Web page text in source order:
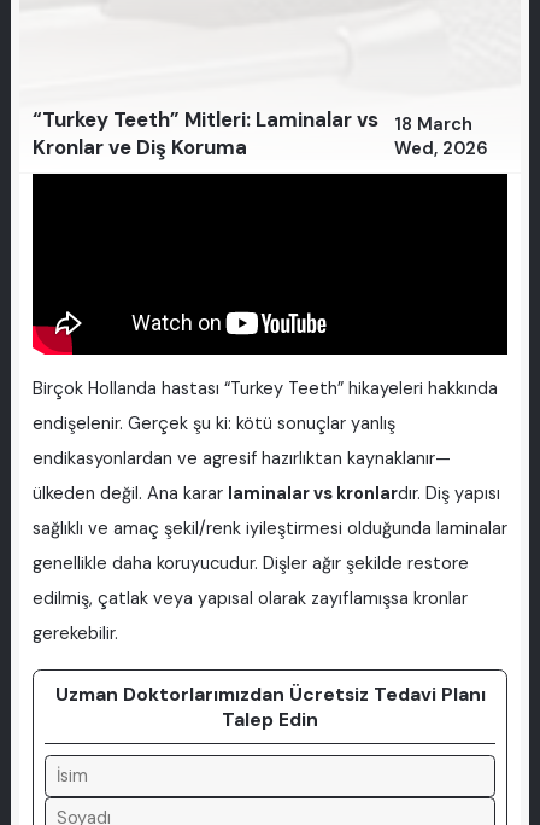
“Turkey Teeth” Mitleri: Laminalar vs
Kronlar ve Diş Koruma
18 March
Wed, 2026
Birçok Hollanda hastası “Turkey Teeth” hikayeleri hakkında
endişelenir. Gerçek şu ki: kötü sonuçlar yanlış
endikasyonlardan ve agresif hazırlıktan kaynaklanır—
ülkeden değil. Ana karar laminalar vs kronlardır. Diş yapısı
sağlıklı ve amaç şekil/renk iyileştirmesi olduğunda laminalar
genellikle daha koruyucudur. Dişler ağır şekilde restore
edilmiş, çatlak veya yapısal olarak zayıflamışsa kronlar
gerekebilir.
Uzman Doktorlarımızdan Ücretsiz Tedavi Planı
Talep Edin